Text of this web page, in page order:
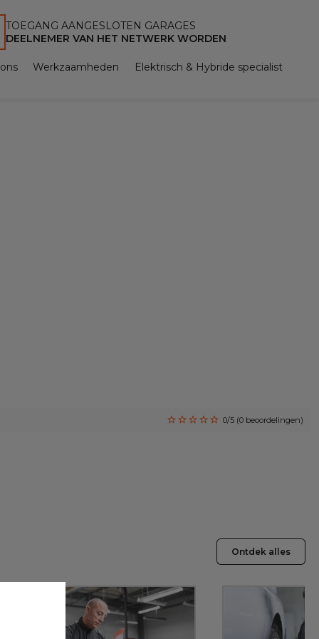
TOEGANG AANGESLOTEN GARAGES
DEELNEMER VAN HET NETWERK WORDEN
Werkzaamheden Elektrisch & Hybride specialist
0/5 (0 beoordelingen)
Ontdek alles